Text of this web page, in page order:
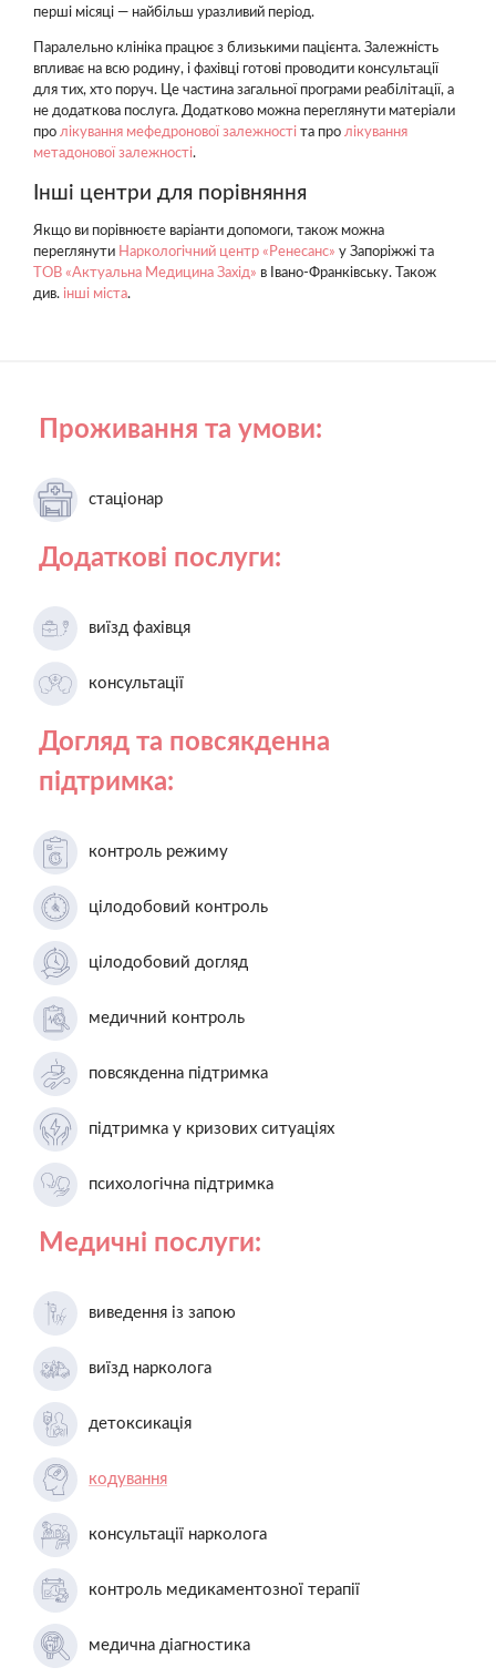
перші місяці — найбільш уразливий період.
Паралельно клініка працює з близькими пацієнта. Залежність
впливає на всю родину, і фахівці готові проводити консультації
для тих, хто поруч. Це частина загальної програми реабілітації, а
не додаткова послуга. Додатково можна переглянути матеріали
про лікування мефедронової залежності та про лікування
метадонової залежності.
Інші центри для порівняння
Якщо ви порівнюєте варіанти допомоги, також можна
переглянути Наркологічний центр «Ренесанс» у Запоріжжі та
ТОВ «Актуальна Медицина Захід» в Івано-Франківську. Також
див. інші міста.
Проживання та умови:
стаціонар
Додаткові послуги:
виїзд фахівця
консультації
Догляд та повсякденна
підтримка:
контроль режиму
цілодобовий контроль
цілодобовий догляд
медичний контроль
повсякденна підтримка
підтримка у кризових ситуаціях
психологічна підтримка
Медичні послуги:
виведення із запою
виїзд нарколога
детоксикація
кодування
консультації нарколога
контроль медикаментозної терапії
медична діагностика